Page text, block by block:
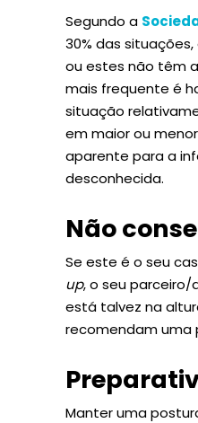
Segundo a
30% das situações,
ou estes não têm
mais frequente é
situação
em maior ou
aparente para a
desconhecida.
Não
Se este é o seu
up, o seu
está talvez na
recomendam uma
Manter uma